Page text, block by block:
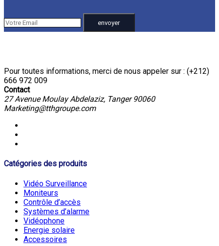
Pour toutes informations, merci de nous appeler sur : (+212)
666 972 009
Contact
27 Avenue Moulay Abdelaziz, Tanger 90060
Marketing@tthgroupe.com
Catégories des produits
Vidéo Surveillance
Moniteurs
Contrôle d’accès
Systèmes d’alarme
Vidéophone
Energie solaire
Accessoires